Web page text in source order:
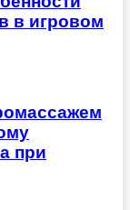
в игровом
при